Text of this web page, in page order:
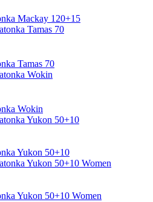
Mackay 120+15
Tamas 70
Wokin
Yukon 50+10
Yukon 50+10 Women